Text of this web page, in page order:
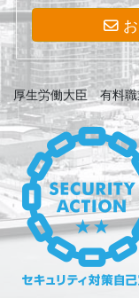
厚生労働大臣 有料